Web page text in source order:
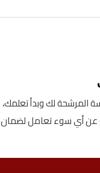
المرشحة لك وبدأ
عن أي سوء تعامل